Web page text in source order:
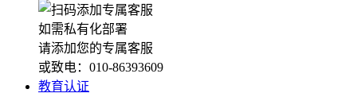
如需私有化部署
请添加您的专属客服
或致电：010-86393609
教育认证